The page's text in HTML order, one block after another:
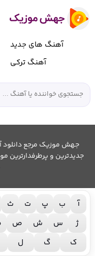
آهنگ های جدید
آهنگ ترکی
جهش موزیک مرجع دانلود
جدیدترین و پرطرفدارترین
آ ب پ ت ث
ژ
س ش ص
ک
گ ل